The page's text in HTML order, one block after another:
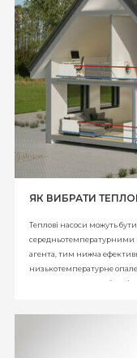
ЯК ВИБРАТИ
Теплові насоси можуть
середньотемпературними
агента, тим нижча
низькотемпературне
низькотемпературні